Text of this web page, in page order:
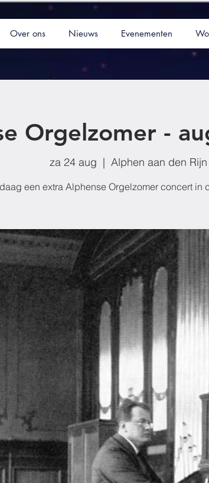
Over ons Nieuws Evenementen
Orgelzomer -
za 24 aug
  |
Alphen aan den Rijn
een extra Alphense Orgelzomer concert in